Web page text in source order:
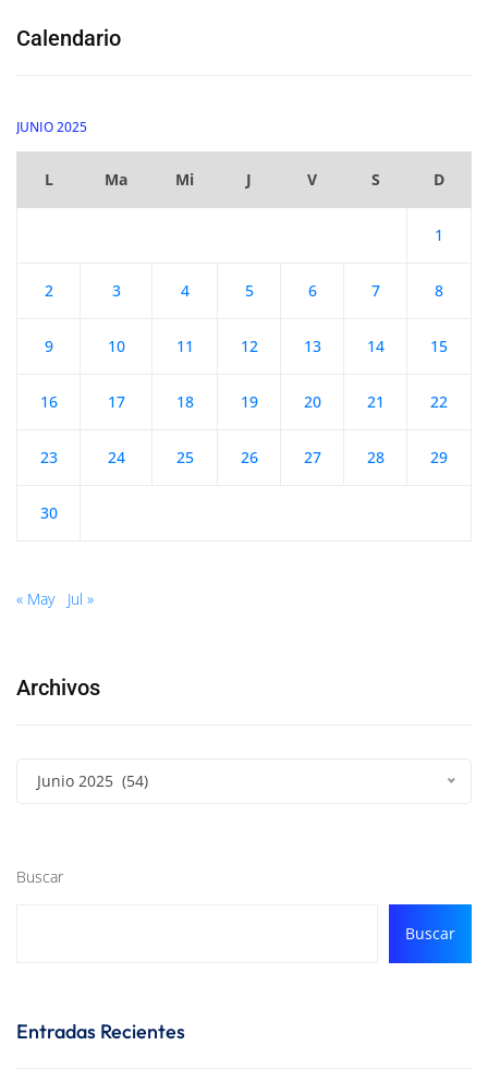
Calendario
JUNIO 2025
L Ma Mi J V S D
1
2 3 4 5 6 7 8
9 10 11 12 13 14 15
16 17 18 19 20 21 22
23 24 25 26 27 28 29
30
« May Jul »
Archivos
Junio 2025 (54)
Buscar
Buscar
Entradas Recientes